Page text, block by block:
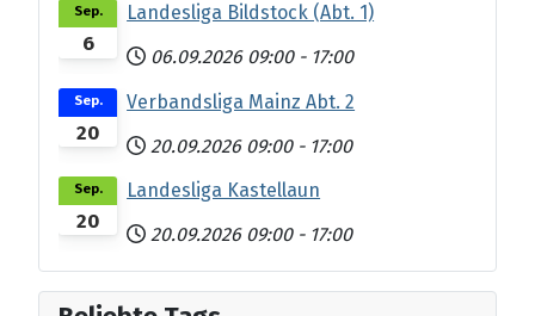
6
Sep.
Landesliga Bildstock (Abt. 1)
06.09.2026 09:00 - 17:00
20
Sep.
Verbandsliga Mainz Abt. 2
20.09.2026 09:00 - 17:00
20
Sep.
Landesliga Kastellaun
20.09.2026 09:00 - 17:00